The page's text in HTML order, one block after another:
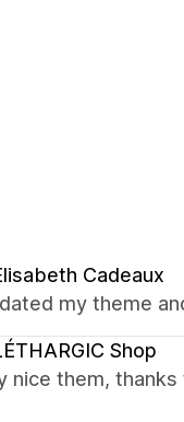
Cadeaux
my theme
Shop
nice them,